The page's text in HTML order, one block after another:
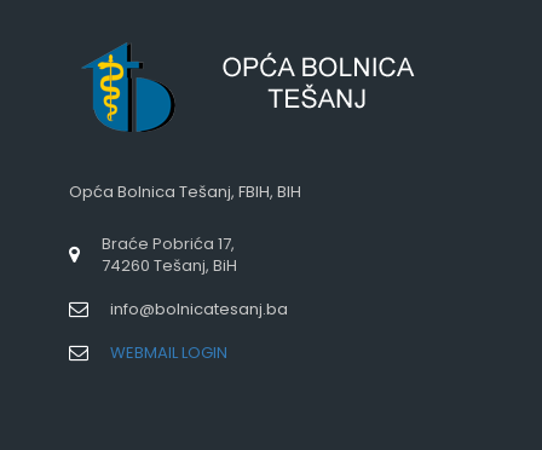
Opća Bolnica Tešanj, FBIH, BIH
Braće Pobrića 17,
74260 Tešanj, BiH
info@bolnicatesanj.ba
WEBMAIL LOGIN